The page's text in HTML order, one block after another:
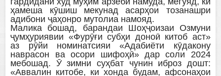
ҳамеша кӯшиш мекунад асарҳои тозанашри
адибони ҷаҳонро мутолиа намояд.
Малика бошад, барандаи Шоҳҷоизаи Озмуни
ҷумҳуриявии «Фурӯғи субҳи доноӣ китоб аст»
аз рӯйи номинатсияи «Адабиёти кӯдакону
наврасон ва осори шифоҳӣ» дар соли 2024
мебошад. Ӯ зимни суҳбат чунин иброз дошт:
«Аввалин китобе, ки хонда будам, афсонаҳои